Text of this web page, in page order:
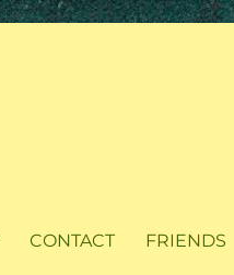
CONTACT FRIENDS